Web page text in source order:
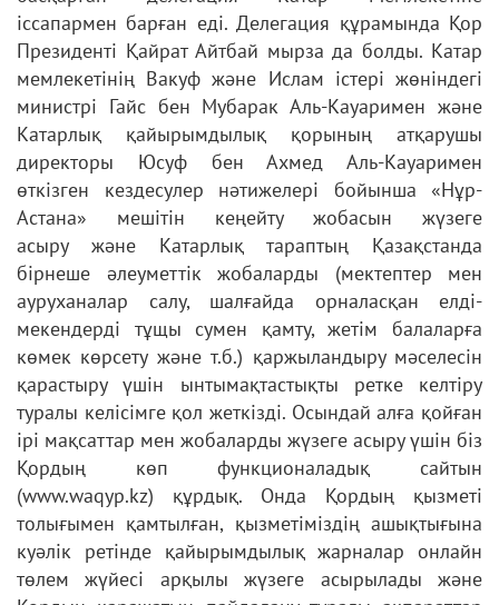
іссапармен барған еді. Делегация құрамында Қор
Президенті Қайрат Айтбай мырза да болды. Катар
мемлекетінің Вакуф және Ислам істері жөніндегі
министрі Гайс бен Мубарак Аль-Кауаримен және
Катарлық қайырымдылық қорының атқарушы
директоры Юсуф бен Ахмед Аль-Кауаримен
өткізген кездесулер нәтижелері бойынша «Нұр-
Астана» мешітін кеңейту жобасын жүзеге
асыру және Катарлық тараптың Қазақстанда
бірнеше әлеуметтік жобаларды (мектептер мен
ауруханалар салу, шалғайда орналасқан елді-
мекендерді тұщы сумен қамту, жетім балаларға
көмек көрсету және т.б.) қаржыландыру мәселесін
қарастыру үшін ынтымақтастықты ретке келтіру
туралы келісімге қол жеткізді. Осындай алға қойған
ірі мақсаттар мен жобаларды жүзеге асыру үшін біз
Қордың көп функционаладық сайтын
(www.waqyp.kz) құрдық. Онда Қордың қызметі
толығымен қамтылған, қызметіміздің ашықтығына
куәлік ретінде қайырымдылық жарналар онлайн
төлем жүйесі арқылы жүзеге асырылады және